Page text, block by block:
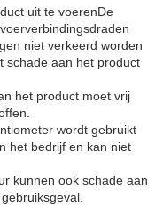
uit te voerenDe
niet verkeerd worden
schade aan het product
het product moet vrij
wordt gebruikt
het bedrijf en kan niet
kunnen ook schade aan